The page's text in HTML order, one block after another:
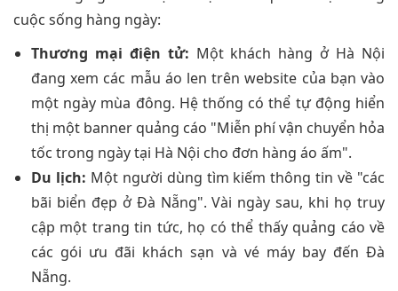
cuộc sống hàng ngày:
Thương mại điện tử: Một khách hàng ở Hà Nội
đang xem các mẫu áo len trên website của bạn vào
một ngày mùa đông. Hệ thống có thể tự động hiển
thị một banner quảng cáo "Miễn phí vận chuyển hỏa
tốc trong ngày tại Hà Nội cho đơn hàng áo ấm".
Du lịch: Một người dùng tìm kiếm thông tin về "các
bãi biển đẹp ở Đà Nẵng". Vài ngày sau, khi họ truy
cập một trang tin tức, họ có thể thấy quảng cáo về
các gói ưu đãi khách sạn và vé máy bay đến Đà
Nẵng.